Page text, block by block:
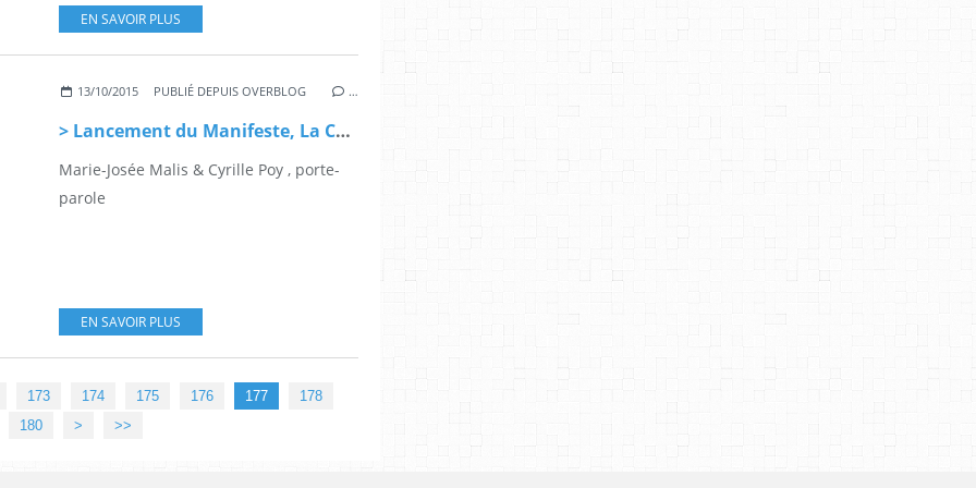
EN SAVOIR PLUS
13/10/2015 PUBLIÉ DEPUIS OVERBLOG …
> Lancement du Manifeste, La Commune-Aubervilliers
Marie-Josée Malis & Cyrille Poy , porte-
parole
EN SAVOIR PLUS
173 174 175 176 177
178
180 190
200
300
400
> >>